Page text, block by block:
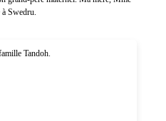
Swedru.
Tandoh.